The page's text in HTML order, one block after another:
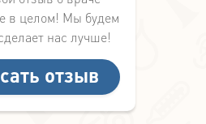
в целом! Мы будем
нас лучше!
отзыв